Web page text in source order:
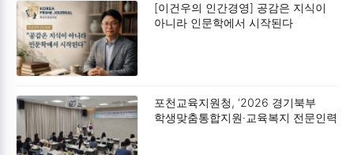
[이건우의 인간경영] 공감은 지식이
아니라 인문학에서 시작된다
포천교육지원청, ‘2026 경기북부
학생맞춤통합지원·교육복지 전문인력